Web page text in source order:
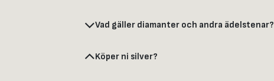
Vad gäller diamanter och andra ädelstenar?
Köper ni silver?